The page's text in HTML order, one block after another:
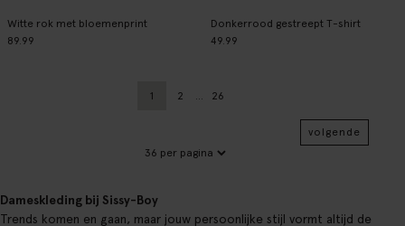
Witte rok met bloemenprint
89.99
Donkerrood gestreept T-shirt
49.99
Huidige pagina
1
Vorige
2
Pagina
26
volgende
Dameskleding bij Sissy-Boy
Trends komen en gaan, maar jouw persoonlijke stijl vormt altijd de